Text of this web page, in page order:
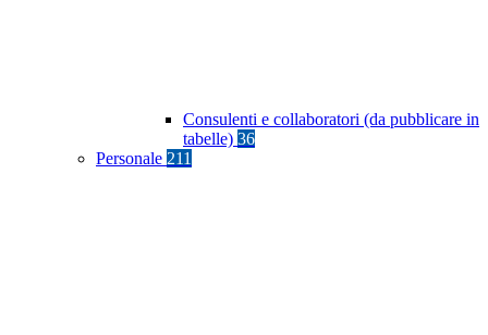
Consulenti e collaboratori (da pubblicare in
tabelle) 36
Personale 211